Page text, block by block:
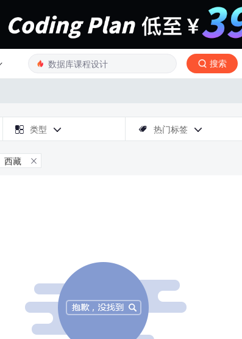
搜索
 类型   热门标签 
西藏 